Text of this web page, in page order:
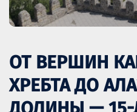
ОТ ВЕРШИН
ХРЕБТА ДО